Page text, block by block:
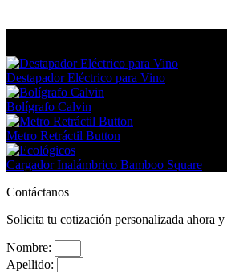
Destapador Eléctrico para Vino
Bolígrafo Calvin
Metro Retráctil Button
Cargador Inalámbrico Bamboo Square
Contáctanos
Solicita tu cotización personalizada ahora y
Nombre:
Apellido: